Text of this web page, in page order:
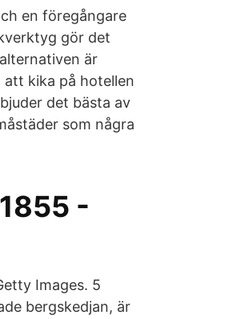
en föregångare
gör det
är
kika på hotellen
det bästa av
som några
-
Images. 5
bergskedjan, är